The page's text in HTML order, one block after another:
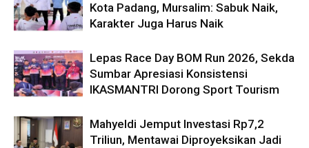
Kota Padang, Mursalim: Sabuk Naik,
Karakter Juga Harus Naik
Lepas Race Day BOM Run 2026, Sekda
Sumbar Apresiasi Konsistensi
IKASMANTRI Dorong Sport Tourism
Mahyeldi Jemput Investasi Rp7,2
Triliun, Mentawai Diproyeksikan Jadi